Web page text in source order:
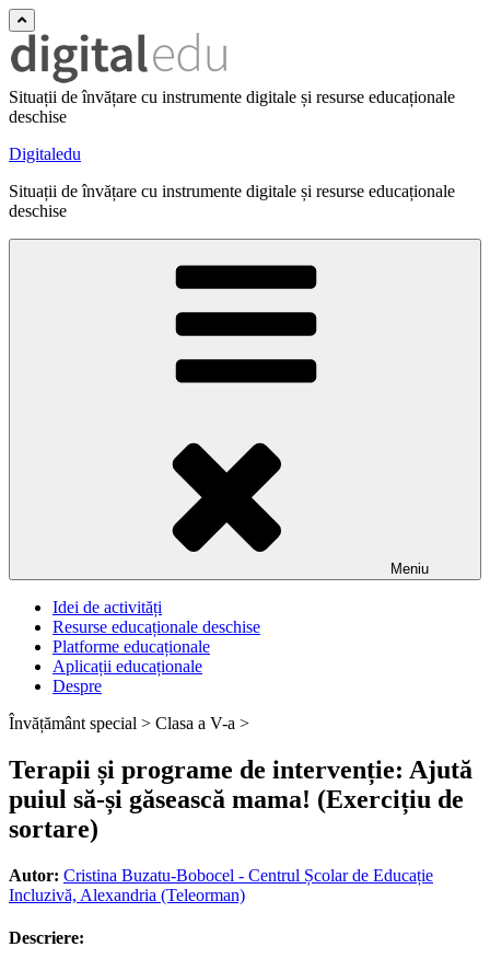
Situații de învățare cu instrumente digitale și resurse educaționale
deschise
Digitaledu
Situații de învățare cu instrumente digitale și resurse educaționale
deschise
Meniu
Idei de activități
Resurse educaționale deschise
Platforme educaționale
Aplicații educaționale
Despre
Învățământ special > Clasa a V-a >
Terapii și programe de intervenție: Ajută
puiul să-și găsească mama! (Exercițiu de
sortare)
Autor: Cristina Buzatu-Bobocel - Centrul Școlar de Educație
Incluzivă, Alexandria (Teleorman)
Descriere: